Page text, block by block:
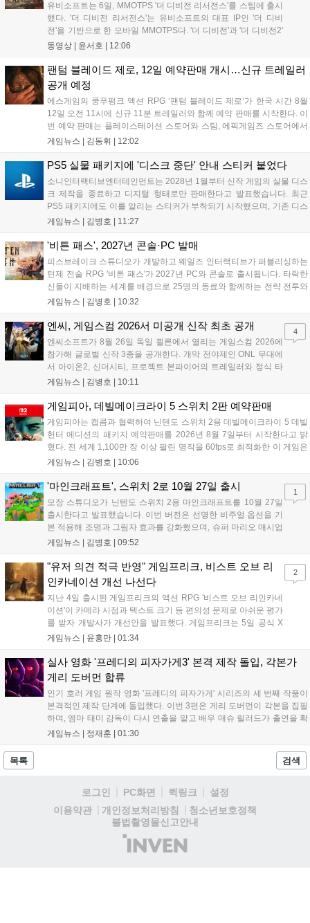
유비소프트는 6일, MMOTPS '더 디비전 리서전스'를 스팀에 출시
했다. '더 디비전 리서전스'는 유비소프트의 대표 IP인 '더 디비
전'을 기반으로 한 모바일 MMOTPS다. '더 디비전'과 '더 디비전2'
사이의 시기를 배경으로 하고 있으며, 완전히 새로운 독립형 스토
의 디비전 요원이 되어...
동영상 | 윤서호 12:06
팬텀 블레이드 제로, 12일 예약판매 개시…신규 트레일러
공개 예정
에스게임의 쿵푸펑크 액션 RPG ‘팬텀 블레이드 제로’가 한국 시간 8월
12일 오전 11시에 신규 11분 트레일러와 함께 예약 판매를 시작한다. 이
번 예약 판매는 플레이스테이션 스토어와 스팀, 에픽게임즈 스토어에서
진행되며, 개발이 완료된 게임은 10월 29일 정식 출시될 예정이다. 언리
콤보 액션과 세미 오픈월드 환경을 특징으로 한다....
게임뉴스 | 김동휘 12:02
PS5 실물 패키지에 '디스크 중단' 안내 스티커 붙었다
소니인터랙티브엔터테인먼트는 2028년 1월부터 신작 게임의 실물 디스
크 제작을 종료하고 디지털 형태로만 판매한다고 발표했습니다. 최근
PS5 패키지에도 이를 알리는 스티커가 부착되기 시작했으며, 기존 디스
크는 계속 이용 가능합니다. 7월 31일 실적 발표에서 소니 측은 이용자
다. 향후 지역별 유통 방식은 미정입니다....
게임뉴스 | 김병호 11:27
'비튼 패스', 2027년 콘솔·PC 발매
피스브레이크 스튜디오가 개발하고 웨일즈 인터랙티브가 퍼블리싱하는
턴제 전술 RPG '비튼 패스'가 2027년 PC와 콘솔로 출시됩니다. 타락한
신들이 지배하는 세계를 배경으로 25명의 동료와 함께하는 전략 전투와
듀얼 잡 시스템이 특징입니다. 킥스타터 펀딩을 성공적으로 마친 이 게
은 미정입니다....
게임뉴스 | 김병호 10:32
엔씨, 게임스컴 2026서 미공개 신작 최초 공개
엔씨소프트가 8월 26일 독일 쾰른에서 열리는 게임스컴 2026에
참가해 글로벌 신작 3종을 공개한다. 개막 전야제인 ONL 무대에
서 아이온2, 신더시티, 프로젝트 본파이어의 트레일러와 정식 타
이틀이 발표될 예정이다. 특히 아이온2는 9월 30일 얼리액세스를
베일을 벗는다. 또한 북미 스튜디오가 개발 중인 길드워3는 B2B
관에 출품되어 글로벌 시장 공략에 나선다. 엔씨는 이번 행사를
통해 전 세계 이용자와의 접점을 확대하고 신작에 대한 기대감을
극대화할 계획이다....
게임뉴스 | 김병호 10:11
4
게임피아, 데빌메이크라이 5 스위치 2판 예약판매
게임피아는 캡콤과 협력하여 닌텐도 스위치 2용 데빌메이크라이 5 데빌
헌터 에디션의 패키지 예약판매를 2026년 8월 7일부터 시작한다고 밝
혔다. 전 세계 1,100만 장 이상 팔린 명작을 60fps로 최적화한 이 게임은
한국어를 공식 지원하며, 본편 외 다양한 추가 콘텐츠가 포함된다. 국내
쇼핑몰에서 진행된다. 청소년 이용 불가 등급이다....
게임뉴스 | 김병호 10:06
'마인크래프트', 스위치 2로 10월 27일 출시
모장 스튜디오가 닌텐도 스위치 2용 마인크래프트를 10월 27일
출시한다고 발표했습니다. 이번 버전은 선명한 비주얼 옵션을 기
본 적용해 조명과 그림자 효과를 강화했으며, 슈퍼 마리오 매시업
팩도 업데이트됩니다. 기존 월드 이관이 가능하며 디지털 업그레
됩니다. 일부 환경에서는 해당 그래픽 옵션이 제한될 수 있습니
다....
게임뉴스 | 김병호 09:52
1
"유저 의견 적극 반영" 게임프리크, 비스트 오브 리
인카네이션 개선 나선다
지난 4일 출시된 게임프리크의 액션 RPG '비스트 오브 리인카네
이션'이 카메라 시점과 텍스트 크기 등 편의성 문제로 아쉬운 평가
를 받자 개발사가 개선안을 발표했다. 게임프리크는 5일 공식 X
를 통해 1주일 이내에 카메라 조정, 텍스트 확대, 스토리 템포 개
유저 피드백을 적극 수용해 지속적인 업데이트를 약속한 이번 조
치가 게임의 평가를 반전시킬 수 있을지 주목된다....
게임뉴스 | 윤홍만 01:34
2
실사 영화 '프레디의 피자가게3' 본격 제작 돌입, 각본가
게리 도버먼 합류
인기 호러 게임 원작 영화 '프레디의 피자가게' 시리즈의 세 번째 작품이
본격적인 제작 단계에 돌입했다. 이번 3편은 게리 도버먼이 각본을 집필
하며, 엠마 태미 감독이 다시 연출을 맡고 배우 매슈 릴러드가 출연을 확
정했다. 제작은 블룸하우스와 유니버설 픽처스가 담당한다. 다만 조시
되지 않았으며, 향후 제작진의 공식 발표를 통해 세부 사항이 공개될 예
게임뉴스 | 정재훈 01:30
목록 검색
로그인 PC화면 퀵링크
설정
이용약관
개인정보처리방침
청소년보호정책
불법촬영물신고안내
(주)
인